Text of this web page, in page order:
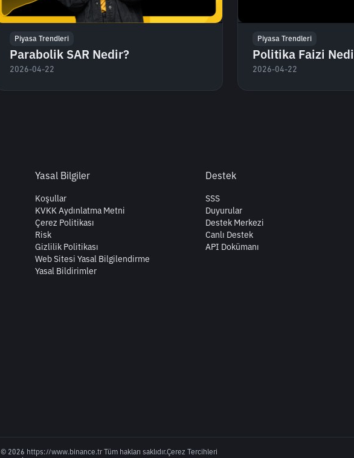
Piyasa Trendleri
Parabolik SAR Nedir?
2026-04-22
Piyasa Trendleri
Politika Faizi
2026-04-22
Yasal Bilgiler
Koşullar
KVKK Aydınlatma Metni
Çerez Politikası
Risk
Gizlilik Politikası
Web Sitesi Yasal Bilgilendirme
Yasal Bildirimler
Destek
SSS
Duyurular
Destek Merkezi
Canlı Destek
API Dokümanı
© 2026 https://www.binance.tr Tüm hakları saklıdır.Çerez Tercihleri